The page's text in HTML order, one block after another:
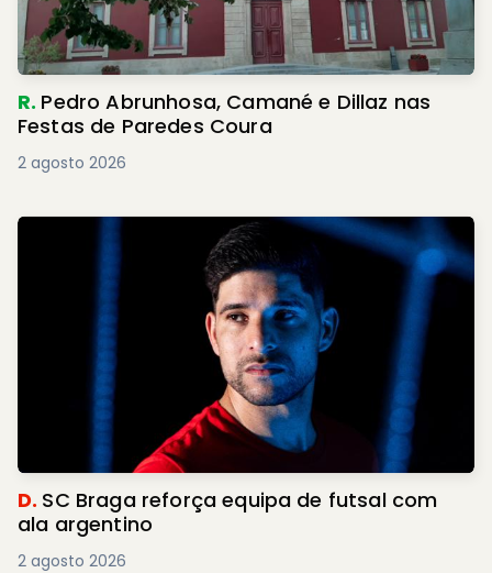
R. Pedro Abrunhosa, Camané e Dillaz nas
Festas de Paredes Coura
2 agosto 2026
D. SC Braga reforça equipa de futsal com
ala argentino
2 agosto 2026